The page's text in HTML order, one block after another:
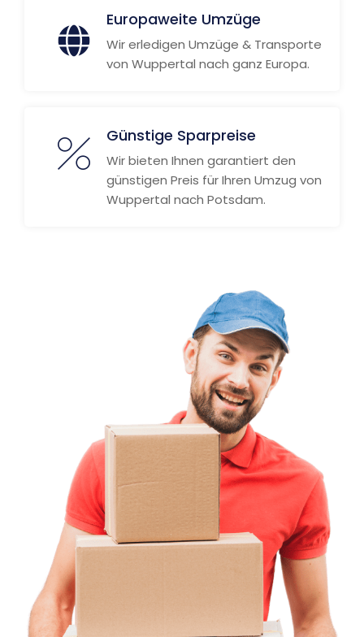
Europaweite Umzüge
Wir erledigen Umzüge & Transporte
von Wuppertal nach ganz Europa.
Günstige Sparpreise
Wir bieten Ihnen garantiert den
günstigen Preis für Ihren Umzug von
Wuppertal nach Potsdam.